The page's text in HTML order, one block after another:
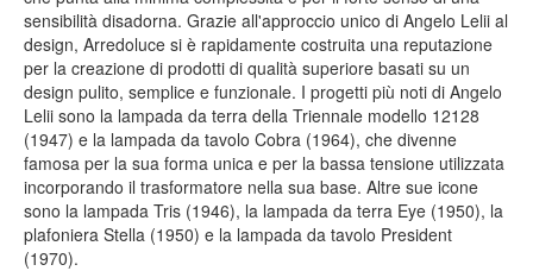
sensibilità disadorna. Grazie all'approccio unico di Angelo Lelii al
design, Arredoluce si è rapidamente costruita una reputazione
per la creazione di prodotti di qualità superiore basati su un
design pulito, semplice e funzionale. I progetti più noti di Angelo
Lelii sono la lampada da terra della Triennale modello 12128
(1947) e la lampada da tavolo Cobra (1964), che divenne
famosa per la sua forma unica e per la bassa tensione utilizzata
incorporando il trasformatore nella sua base. Altre sue icone
sono la lampada Tris (1946), la lampada da terra Eye (1950), la
plafoniera Stella (1950) e la lampada da tavolo President
(1970).